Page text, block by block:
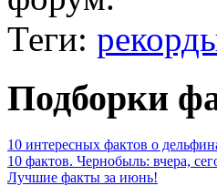
Теги:
Подборки
10 интересных фактов о
10 фактов. Чернобыль: вчера,
Лучшие факты за июнь!